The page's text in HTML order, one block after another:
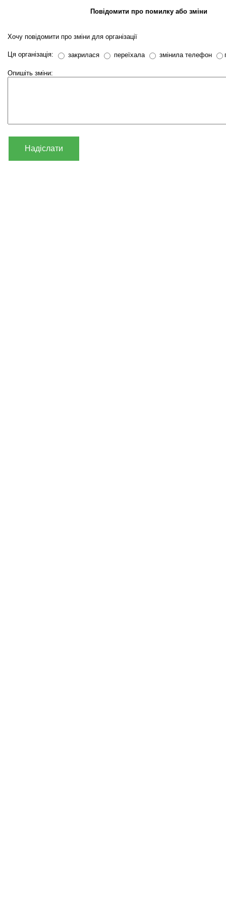
Повідомити про помилку або зміни
Хочу повідомити про зміни для організації
Ця організація: закрилася переїхала змінила телефон
Опишіть зміни:
Надіслати